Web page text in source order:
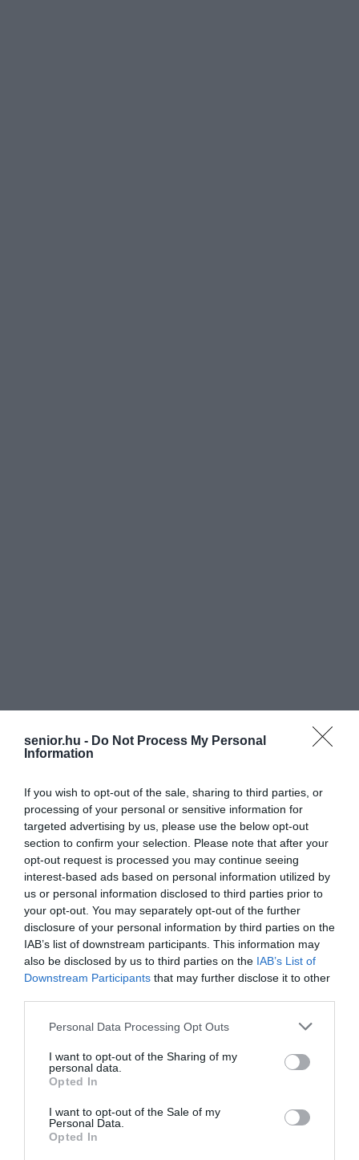
senior.hu - Do Not Process My Personal
Information
If you wish to opt-out of the sale, sharing to third parties, or
processing of your personal or sensitive information for
targeted advertising by us, please use the below opt-out
section to confirm your selection. Please note that after your
opt-out request is processed you may continue seeing
interest-based ads based on personal information utilized by
us or personal information disclosed to third parties prior to
your opt-out. You may separately opt-out of the further
disclosure of your personal information by third parties on the
IAB’s list of downstream participants. This information may
also be disclosed by us to third parties on the IAB’s List of
Downstream Participants that may further disclose it to other
Please note that this website/app uses one or more Google
not limited to your visit or usage behaviour. You may click to
grant or deny consent to Google and its third-party tags to
use your data for below specified purposes in below Google
consent section.
Personal Data Processing Opt Outs
I want to opt-out of the Sharing of my
personal data.
Opted In
I want to opt-out of the Sale of my
Personal Data.
Opted In